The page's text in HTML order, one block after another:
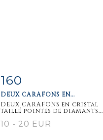
Item detail
160
DEUX CARAFONS EN...
DEUX CARAFONS en cristal
taillé pointes de diamants...
10 - 20 EUR